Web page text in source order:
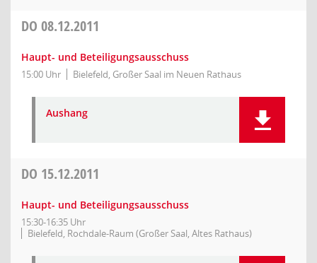
DO 08.12.2011
Haupt- und Beteiligungsausschuss
15:00 Uhr Bielefeld, Großer Saal im Neuen Rathaus
Aushang
DO 15.12.2011
Haupt- und Beteiligungsausschuss
15:30-16:35 Uhr
Bielefeld, Rochdale-Raum (Großer Saal, Altes Rathaus)